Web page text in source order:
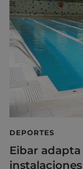
DEPORTES
Eibar